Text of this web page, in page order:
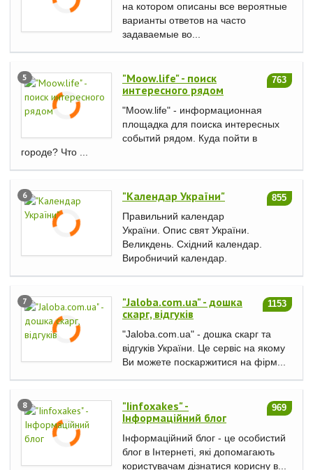
на котором описаны все вероятные
варианты ответов на часто
задаваемые во...
5 763
"Moow.life" - поиск
интересного рядом
"Moow.life" - информационная
площадка для поиска интересных
событий рядом. Куда пойти в
городе? Что ...
6 855
"Календар України"
Правильний календар
України. Опис свят України.
Великдень. Східний календар.
Виробничий календар.
7 1153
"Jaloba.com.ua" - дошка
скарг, відгуків
"Jaloba.com.ua" - дошка скарг та
відгуків України. Це сервіс на якому
Ви можете поскаржитися на фірм...
8 969
"Iinfoxakes" -
Інформаційний блог
Інформаційний блог - це особистий
блог в Інтернеті, які допомагають
користувачам дізнатися корисну в...